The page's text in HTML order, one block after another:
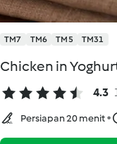
TM7 TM6 TM5 TM31
Chicken in
4.3
Persiapan 20 menit